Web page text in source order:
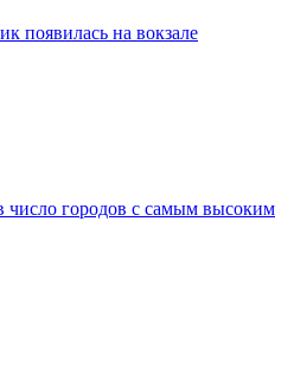
появилась на вокзале
число городов с самым высоким